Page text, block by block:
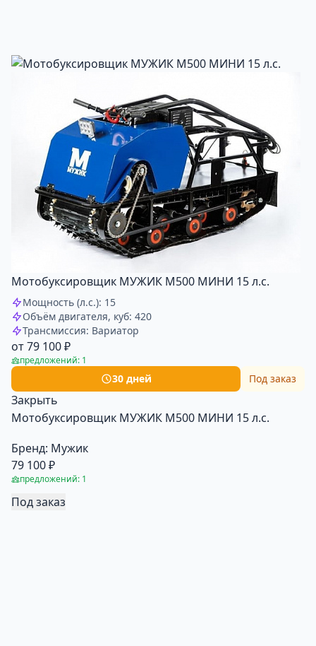
Мотобуксировщик МУЖИК М500 МИНИ 15 л.с.
Мощность (л.с.): 15
Объём двигателя, куб: 420
Трансмиссия: Вариатор
от 79 100 ₽
предложений: 1
30 дней Под заказ
Закрыть
Мотобуксировщик МУЖИК М500 МИНИ 15 л.с.
Бренд: Мужик
79 100 ₽
предложений: 1
Под заказ